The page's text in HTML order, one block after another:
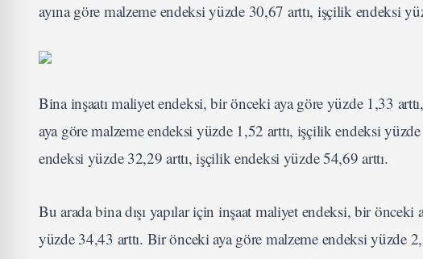
ayına göre malzeme endeksi yüzde 30,67 arttı, işçilik endeksi
Bina inşaatı maliyet endeksi, bir önceki aya göre yüzde 1,33
aya göre malzeme endeksi yüzde 1,52 arttı, işçilik endeksi
endeksi yüzde 32,29 arttı, işçilik endeksi yüzde 54,69 arttı.
Bu arada bina dışı yapılar için inşaat maliyet endeksi, bir önceki
yüzde 34,43 arttı. Bir önceki aya göre malzeme endeksi yüzde